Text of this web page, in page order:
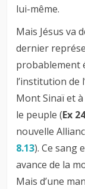
lui-même.
Mais Jésus va
dernier
probablement
l’institution de
Mont Sinaï et
le peuple (Ex
nouvelle
8.13). Ce sang
avance de la
Mais d’une